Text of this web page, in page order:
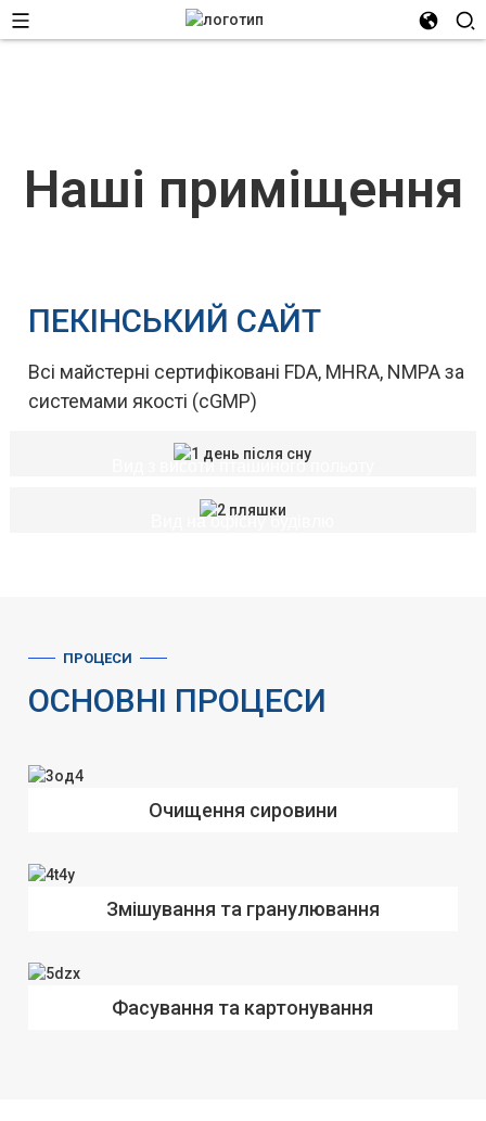
Наші приміщення
ПЕКІНСЬКИЙ САЙТ
Всі майстерні сертифіковані FDA, MHRA, NMPA за
системами якості (cGMP)
Вид з висоти пташиного польоту
Вид на офісну будівлю
ПРОЦЕСИ
ОСНОВНІ ПРОЦЕСИ
Очищення сировини
Змішування та гранулювання
Фасування та картонування